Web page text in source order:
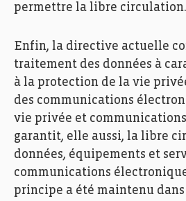
permettre la libre circulation.
Enfin, la directive actuelle
traitement des données à
à la protection de la vie
des communications
vie privée et
garantit, elle aussi, la libre
données, équipements et
communications
principe a été maintenu